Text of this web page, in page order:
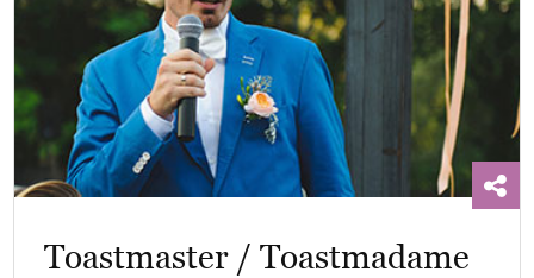
Toastmaster / Toastmadame